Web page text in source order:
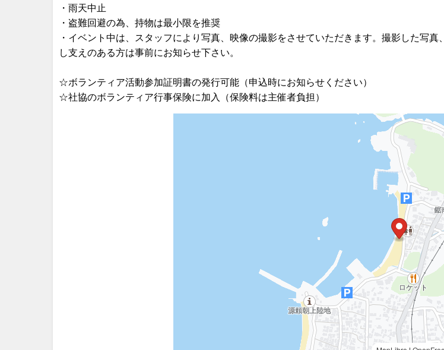
・雨天中止
・盗難回避の為、持物は最小限を推奨
・イベント中は、スタッフにより写真、映像の撮影をさせていただきます。撮影した写
し支えのある方は事前にお知らせ下さい。
☆ボランティア活動参加証明書の発行可能（申込時にお知らせください）
☆社協のボランティア行事保険に加入（保険料は主催者負担）